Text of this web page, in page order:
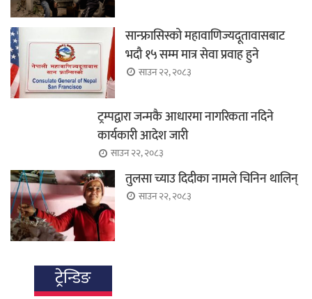
सान्फ्रासिस्को महावाणिज्यदूतावासबाट
भदौ १५ सम्म मात्र सेवा प्रवाह हुने
साउन २२, २०८३
ट्रम्पद्वारा जन्मकै आधारमा नागरिकता नदिने
कार्यकारी आदेश जारी
साउन २२, २०८३
तुलसा च्याउ दिदीका नामले चिनिन थालिन्
साउन २२, २०८३
ट्रेन्डिङ